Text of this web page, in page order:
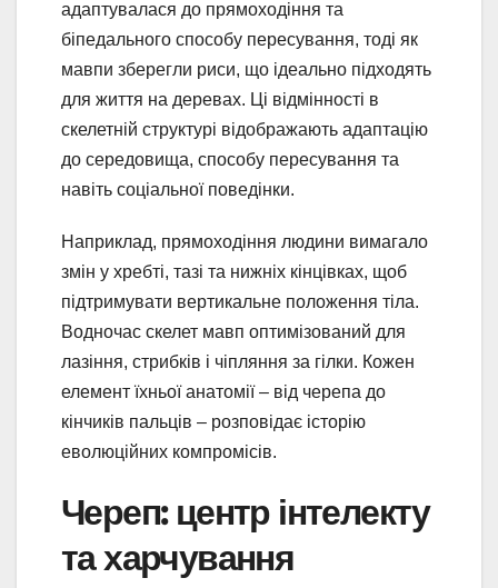
адаптувалася до прямоходіння та
біпедального способу пересування, тоді як
мавпи зберегли риси, що ідеально підходять
для життя на деревах. Ці відмінності в
скелетній структурі відображають адаптацію
до середовища, способу пересування та
навіть соціальної поведінки.
Наприклад, прямоходіння людини вимагало
змін у хребті, тазі та нижніх кінцівках, щоб
підтримувати вертикальне положення тіла.
Водночас скелет мавп оптимізований для
лазіння, стрибків і чіпляння за гілки. Кожен
елемент їхньої анатомії – від черепа до
кінчиків пальців – розповідає історію
еволюційних компромісів.
Череп: центр інтелекту
та харчування